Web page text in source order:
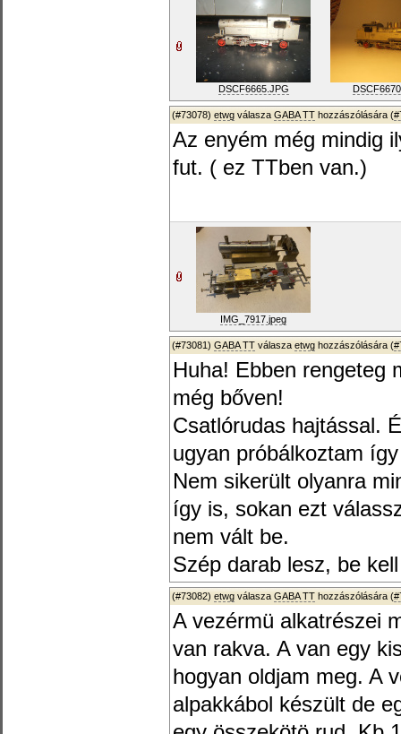
DSCF6665.JPG
(#73078) etwg válasza GABA TT hozzászólására (
Az enyém még mindig
fut. ( ez TTben van.)
IMG_7917.jpeg
(#73081) GABA TT válasza etwg hozzászólására (
Huha! Ebben rengeteg
még bőven!
Csatlórudas hajtással.
ugyan próbálkoztam
Nem sikerült olyanra
így is, sokan ezt
nem vált be.
Szép darab lesz, be
(#73082) etwg válasza GABA TT hozzászólására (
A vezérmü alkatrészei
van rakva. A van egy
hogyan oldjam meg. A
alpakkábol készült de